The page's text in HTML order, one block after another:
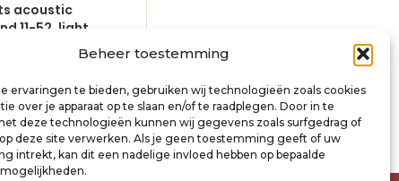
Beheer toestemming
ervaringen te bieden, gebruiken wij technologieën zoals cookies
over je apparaat op te slaan en/of te raadplegen. Door in te
deze technologieën kunnen wij gegevens zoals surfgedrag of
deze site verwerken. Als je geen toestemming geeft of uw
intrekt, kan dit een nadelige invloed hebben op bepaalde
acoustic
11-52, light
81,00
Toevoegen aan winkelwagen